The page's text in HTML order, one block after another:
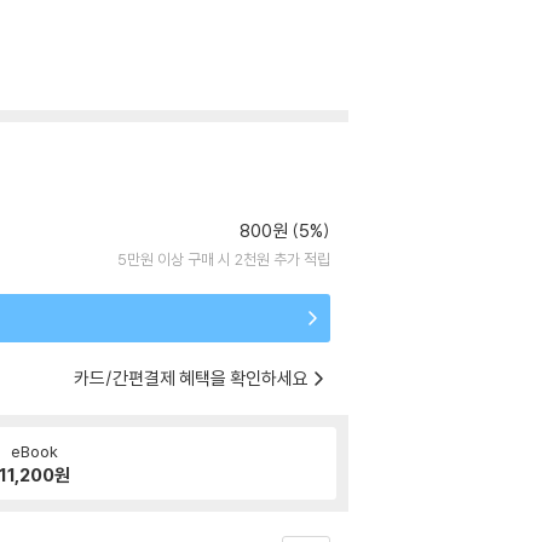
800원 (5%)
5만원 이상 구매 시 2천원 추가 적립
카드/간편결제 혜택을 확인하세요
eBook
원